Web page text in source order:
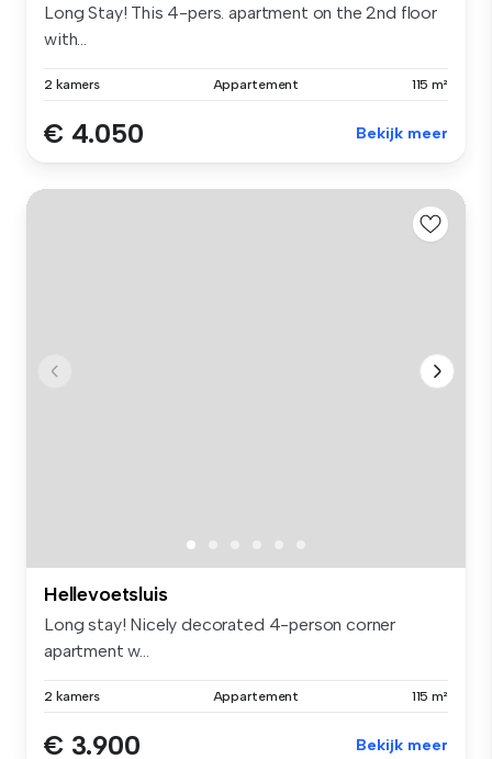
Long Stay! This 4-pers. apartment on the 2nd floor
with...
2 kamers Appartement 115 m²
€ 4.050 Bekijk meer
Hellevoetsluis
Long stay! Nicely decorated 4-person corner
apartment w...
2 kamers Appartement 115 m²
€ 3.900 Bekijk meer